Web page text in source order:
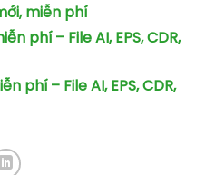
miễn phí
phí – File AI, EPS, CDR,
phí – File AI, EPS, CDR,